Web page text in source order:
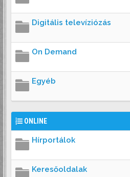
Digitális televíziózás
On Demand
Egyéb
ONLINE
Hírportálok
Keresőoldalak